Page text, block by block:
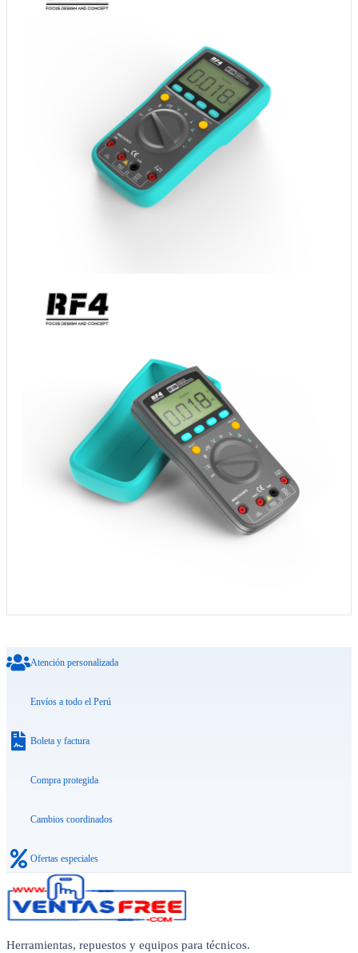
00:56
Atención personalizada
Envíos a todo el Perú
Boleta y factura
Compra protegida
Cambios coordinados
Ofertas especiales
Herramientas, repuestos y equipos para técnicos.